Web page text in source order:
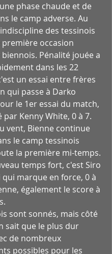
phase chaude et de
le camp adverse. Au
des tessinois
occasion
biennois. Pénalité jouée a
dans les 22
un essai entre frères
qui passe à Darko
le 1er essai du match,
Kenny White, 0 à 7.
vent, Bienne continue
le camp tessinois
la première mi-temps.
temps fort, c'est Siro
marque en force, 0 à
également le score à
sont sonnés, mais côté
sait que le plus dur
de nombreux
possibles pour les